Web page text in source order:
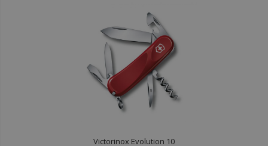
Victorinox Evolution 10